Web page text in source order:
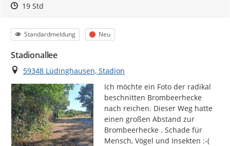
Zeitpunkt des Erstellens
Zeitpunkt des Erstellens
19 StdZur Äußerung
Kategorie
Standardmeldung Status
Neu
Stadionallee
Ort
59348 Lüdinghausen, Stadion
Ich möchte ein Foto der radikal
beschnitten Brombeerhecke
nach reichen. Dieser Weg hatte
einen großen Abstand zur
Brombeerhecke . Schade für
Mensch, Vögel und Insekten :-(